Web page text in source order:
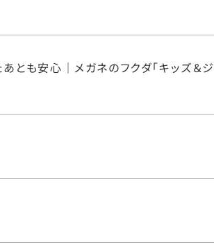
とも安心｜メガネのフクダ「キッズ＆